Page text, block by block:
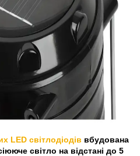
LED світлодіодів вбудована
світло на відстані до 5